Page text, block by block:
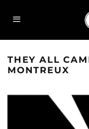
THEY ALL
MONTREUX